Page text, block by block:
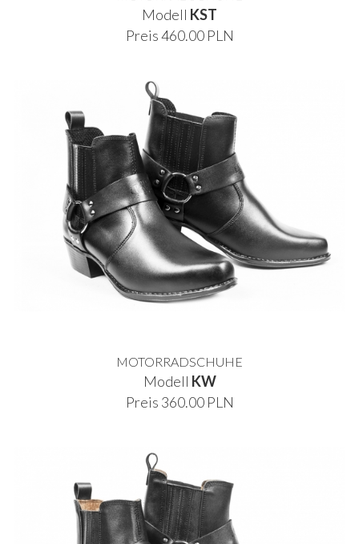
Modell KST
Preis 460.00 PLN
MOTORRADSCHUHE
Modell KW
Preis 360.00 PLN